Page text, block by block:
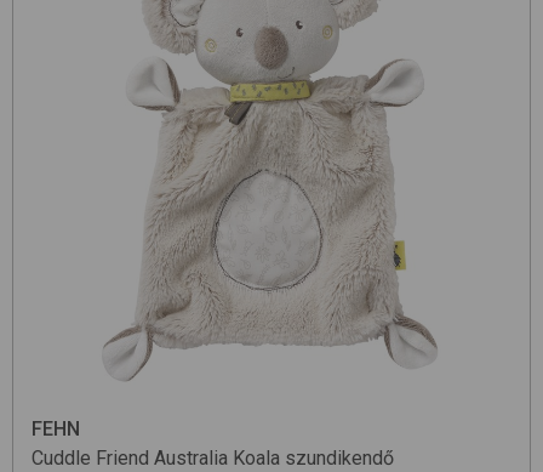
FEHN
Cuddle Friend Australia Koala szundikendő